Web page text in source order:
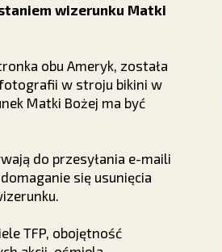
wizerunku Matki
obu Ameryk, została
w stroju bikini w
Matki Bożej ma być
do przesyłania e-maili
się usunięcia
TFP, obojętność